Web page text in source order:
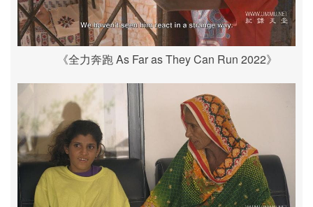
《全力奔跑 As Far as They Can Run 2022》